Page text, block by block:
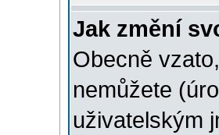
Jak změní
Obecně
nemůžete
uživatelským